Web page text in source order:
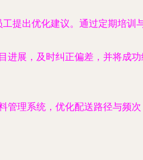
提出优化建议。通过定期培训
进展，及时纠正偏差，并将成
管理系统，优化配送路径与频